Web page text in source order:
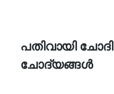
പതിവായി
ചോദ്യങ്ങൾ